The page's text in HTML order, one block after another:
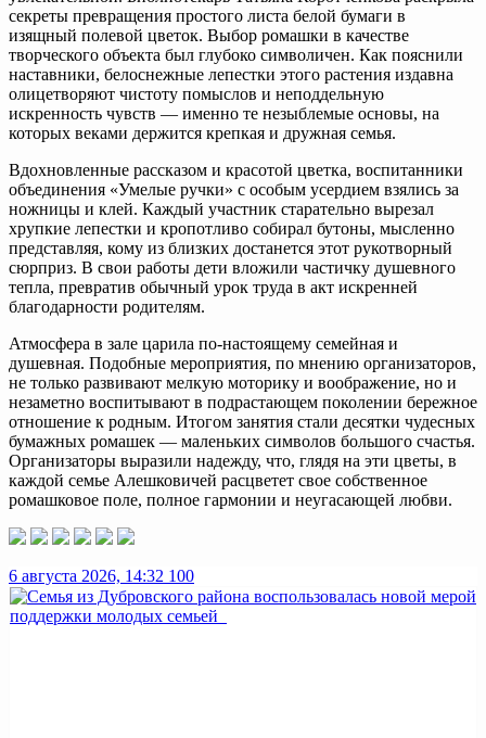
секреты превращения простого листа белой бумаги в
изящный полевой цветок. Выбор ромашки в качестве
творческого объекта был глубоко символичен. Как пояснили
наставники, белоснежные лепестки этого растения издавна
олицетворяют чистоту помыслов и неподдельную
искренность чувств — именно те незыблемые основы, на
которых веками держится крепкая и дружная семья.
Вдохновленные рассказом и красотой цветка, воспитанники
объединения «Умелые ручки» с особым усердием взялись за
ножницы и клей. Каждый участник старательно вырезал
хрупкие лепестки и кропотливо собирал бутоны, мысленно
представляя, кому из близких достанется этот рукотворный
сюрприз. В свои работы дети вложили частичку душевного
тепла, превратив обычный урок труда в акт искренней
благодарности родителям.
Атмосфера в зале царила по-настоящему семейная и
душевная. Подобные мероприятия, по мнению организаторов,
не только развивают мелкую моторику и воображение, но и
незаметно воспитывают в подрастающем поколении бережное
отношение к родным. Итогом занятия стали десятки чудесных
бумажных ромашек — маленьких символов большого счастья.
Организаторы выразили надежду, что, глядя на эти цветы, в
каждой семье Алешковичей расцветет свое собственное
ромашковое поле, полное гармонии и неугасающей любви.
6 августа 2026, 14:32 100